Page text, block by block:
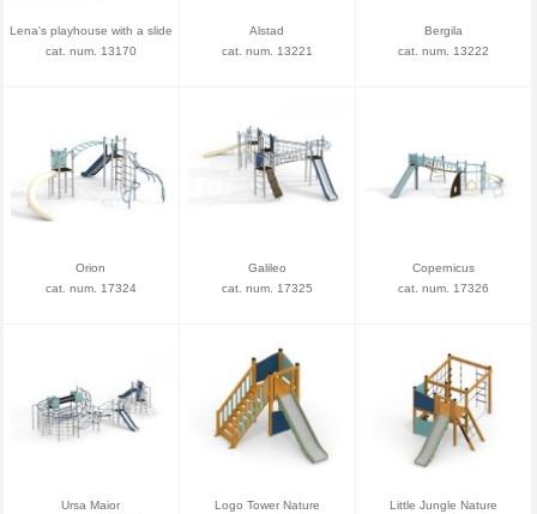
Lena's playhouse with a slide
cat. num. 13170
Alstad
cat. num. 13221
Bergila
cat. num. 13222
Orion
cat. num. 17324
Galileo
cat. num. 17325
Copernicus
cat. num. 17326
Ursa Maior
Logo Tower Nature
Little Jungle Nature